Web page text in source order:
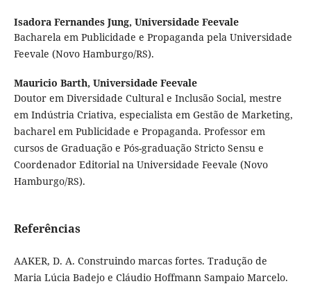
Isadora Fernandes Jung, Universidade Feevale
Bacharela em Publicidade e Propaganda pela Universidade
Feevale (Novo Hamburgo/RS).
Mauricio Barth, Universidade Feevale
Doutor em Diversidade Cultural e Inclusão Social, mestre
em Indústria Criativa, especialista em Gestão de Marketing,
bacharel em Publicidade e Propaganda. Professor em
cursos de Graduação e Pós-graduação Stricto Sensu e
Coordenador Editorial na Universidade Feevale (Novo
Hamburgo/RS).
Referências
AAKER, D. A. Construindo marcas fortes. Tradução de
Maria Lúcia Badejo e Cláudio Hoffmann Sampaio Marcelo.